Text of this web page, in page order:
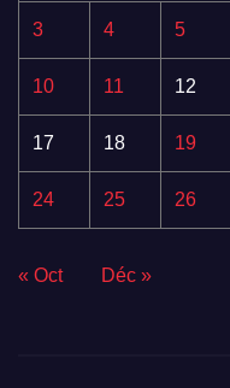
3 4 5
10 11 12
17 18 19
24 25 26
« Oct Déc »